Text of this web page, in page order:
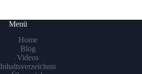
Menü
Home
Blog
Videos
Inhaltsverzeichnis